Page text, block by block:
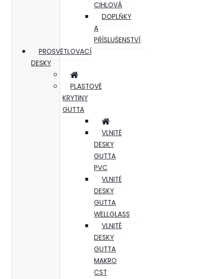
CIHLOVÁ
DOPLŇKY
A
PŘÍSLUŠENSTVÍ
PROSVĚTLOVACÍ
DESKY
PLASTOVÉ
KRYTINY
GUTTA
VLNITÉ
DESKY
GUTTA
PVC
VLNITÉ
DESKY
GUTTA
WELLGLASS
VLNITÉ
DESKY
GUTTA
MAKRO
CST